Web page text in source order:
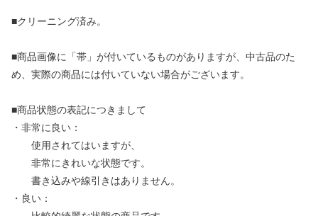
■クリーニング済み。
■商品画像に「帯」が付いているものがありますが、中古品のた
め、実際の商品には付いていない場合がございます。
■商品状態の表記につきまして
・非常に良い：
使用されてはいますが、
非常にきれいな状態です。
書き込みや線引きはありません。
・良い：